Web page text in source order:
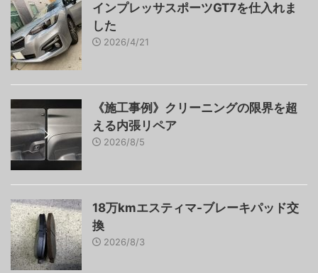
インプレッサスポーツGT7を仕入れま
した
2026/4/21
《施工事例》クリーニングの限界を超
える内張リペア
2026/8/5
18万kmエスティマ-ブレーキパッド交
換
2026/8/3